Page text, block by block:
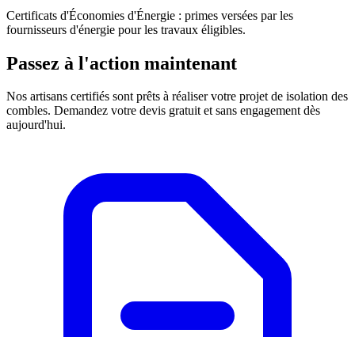
Certificats d'Économies d'Énergie : primes versées par les
fournisseurs d'énergie pour les travaux éligibles.
Passez à l'action maintenant
Nos artisans certifiés sont prêts à réaliser votre projet de isolation des
combles. Demandez votre devis gratuit et sans engagement dès
aujourd'hui.